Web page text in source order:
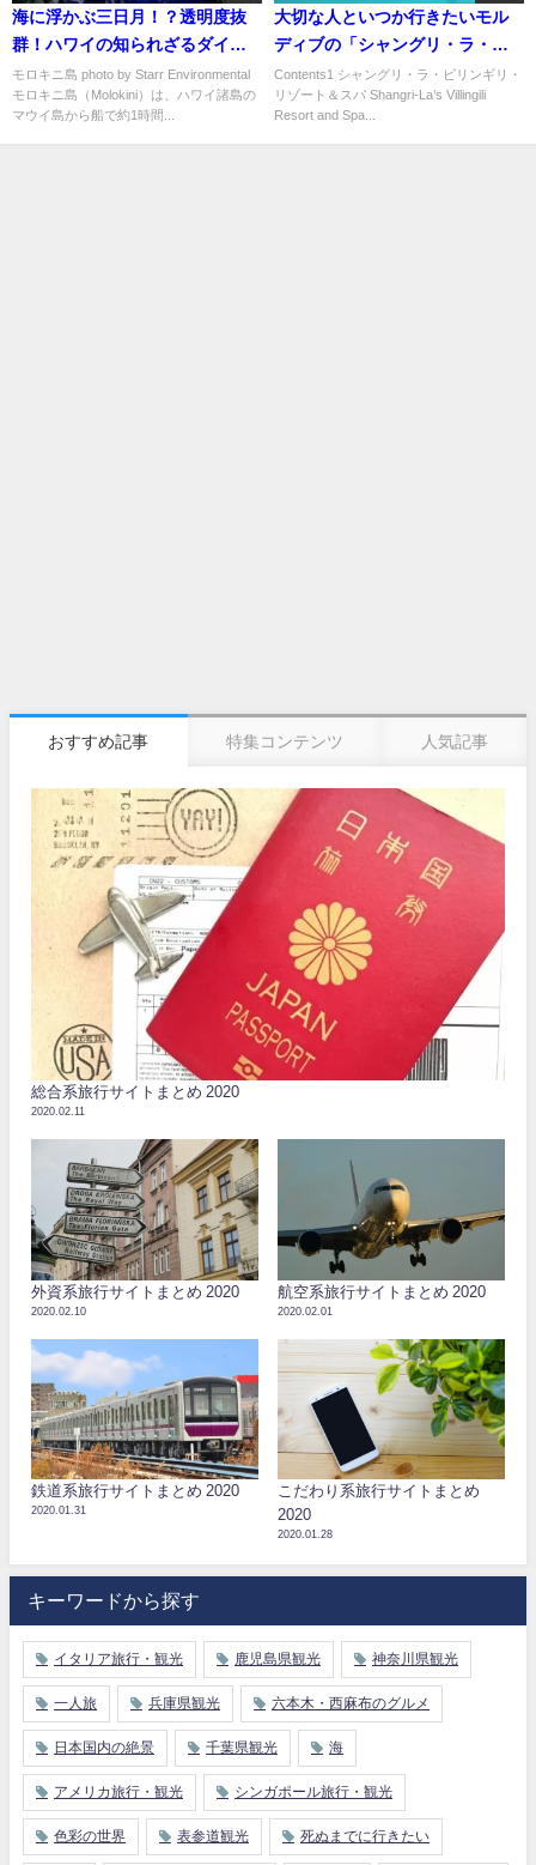
海に浮かぶ三日月！？透明度抜
群！ハワイの知られざるダイビ
ングスポット「モロキニ島」
モロキニ島 photo by Starr Environmental
モロキニ島（Molokini）は、ハワイ諸島の
マウイ島から船で約1時間...
大切な人といつか行きたいモル
ディブの「シャングリ・ラ・ビ
リンギリ・リゾート＆スパ」
Contents1 シャングリ・ラ・ビリンギリ・
リゾート＆スパ Shangri-La’s Villingili
Resort and Spa...
おすすめ記事 特集コンテンツ 人気記事
総合系旅行サイトまとめ 2020
2020.02.11
外資系旅行サイトまとめ 2020
2020.02.10
航空系旅行サイトまとめ 2020
2020.02.01
鉄道系旅行サイトまとめ 2020
2020.01.31
こだわり系旅行サイトまとめ
2020
2020.01.28
キーワードから探す
イタリア旅行・観光 鹿児島県観光 神奈川県観光
一人旅 兵庫県観光 六本木・西麻布のグルメ
日本国内の絶景 千葉県観光 海
アメリカ旅行・観光 シンガポール旅行・観光
色彩の世界 表参道観光 死ぬまでに行きたい